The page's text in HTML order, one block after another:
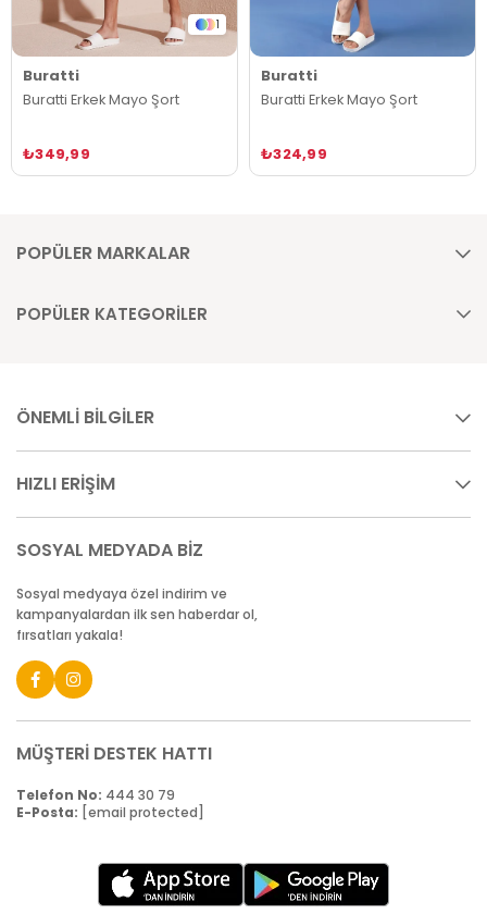
1
Buratti
Buratti Erkek Mayo Şort
₺349,99
Buratti
Buratti Erkek Mayo Şort
₺324,99
POPÜLER MARKALAR
POPÜLER KATEGORİLER
ÖNEMLİ BİLGİLER
HIZLI ERİŞİM
SOSYAL MEDYADA BİZ
Sosyal medyaya özel indirim ve
kampanyalardan ilk sen haberdar ol,
fırsatları yakala!
MÜŞTERİ DESTEK HATTI
Telefon No: 444 30 79
E-Posta: [email protected]